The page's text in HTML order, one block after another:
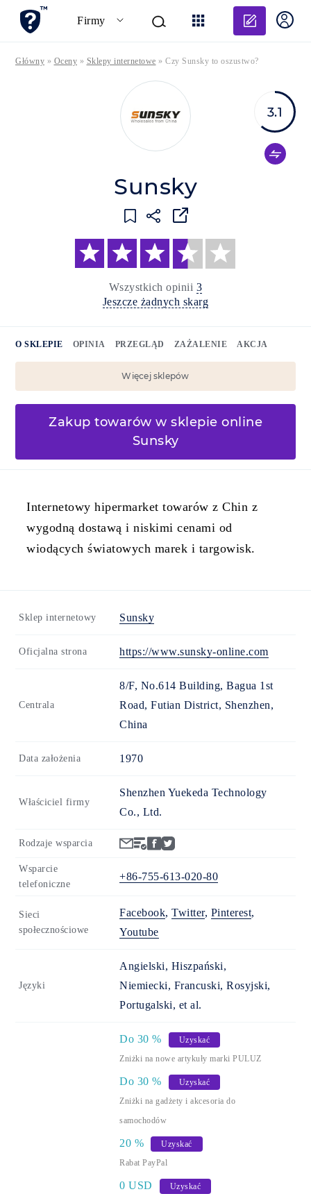
Firmy
Dodaj
Główny » Oceny » Sklepy internetowe » Czy Sunsky to oszustwo?
Sunsky
Wszystkich opinii 3
Jeszcze żadnych skarg
3.1
O SKLEPIE OPINIA PRZEGLĄD ZAŻALENIE AKCJA
Więcej sklepów
Zakup towarów w sklepie online
Sunsky
Internetowy hipermarket towarów z Chin z
wygodną dostawą i niskimi cenami od
wiodących światowych marek i targowisk.
Sklep internetowy Sunsky
Oficjalna strona https://www.sunsky-online.com
Centrala
8/F, No.614 Building, Bagua 1st
Road, Futian District, Shenzhen,
China
Data założenia 1970
Właściciel firmy
Shenzhen Yuekeda Technology
Co., Ltd.
Rodzaje wsparcia
Wsparcie
telefoniczne
+86-755-613-020-80
Sieci
społecznościowe
Facebook, Twitter, Pinterest,
Youtube
Języki
Angielski, Hiszpański,
Niemiecki, Francuski, Rosyjski,
Portugalski, et al.
Do 30 %
Uzyskać
Zniżki na nowe artykuły marki PULUZ
Do 30 %
Uzyskać
Zniżki na gadżety i akcesoria do
samochodów
20 %
Uzyskać
Rabat PayPal
0 USD
Uzyskać